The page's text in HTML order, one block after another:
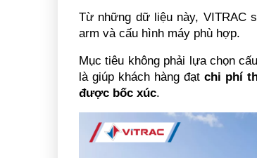
Từ những dữ liệu này, VITRAC
arm và cấu hình máy phù hợp.
Mục tiêu không phải lựa chọn
là giúp khách hàng đạt chi phí
được bốc xúc.